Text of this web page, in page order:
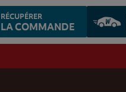
RÉCUPÉRER
LA COMMANDE